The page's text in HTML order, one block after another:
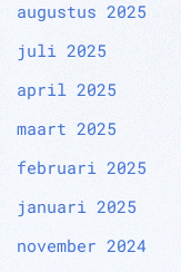
augustus 2025
juli 2025
april 2025
maart 2025
februari 2025
januari 2025
november 2024